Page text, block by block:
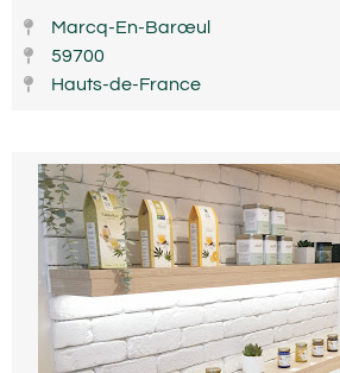
Marcq-En-Barœul
59700
Hauts-de-France